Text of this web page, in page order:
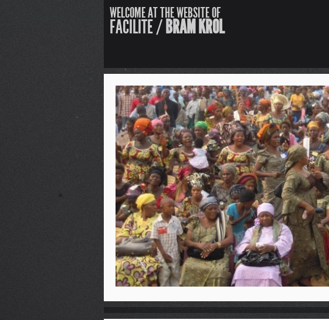
WELCOME AT THE WEBSITE OF
FACILITE / BRAM KROL